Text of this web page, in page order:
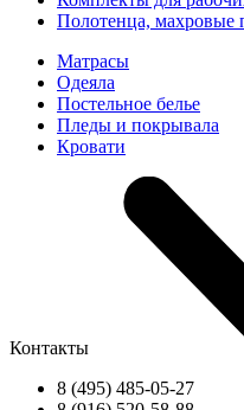
Полотенца, махровые
Матрасы
Одеяла
Постельное белье
Пледы и покрывала
Кровати
Контакты
8 (495) 485-05-27